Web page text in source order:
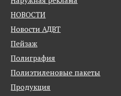
НОВОСТИ
Новости АДВТ
Пейзаж
Полиграфия
Полиэтиленовые пакеты
Продукция